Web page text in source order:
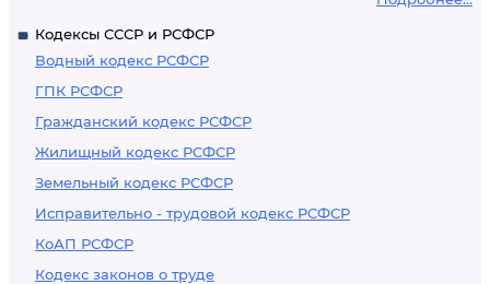
Кодексы СССР и РСФСР
Водный кодекс РСФСР
ГПК РСФСР
Гражданский кодекс РСФСР
Жилищный кодекс РСФСР
Земельный кодекс РСФСР
Исправительно - трудовой кодекс РСФСР
КоАП РСФСР
Кодекс законов о труде